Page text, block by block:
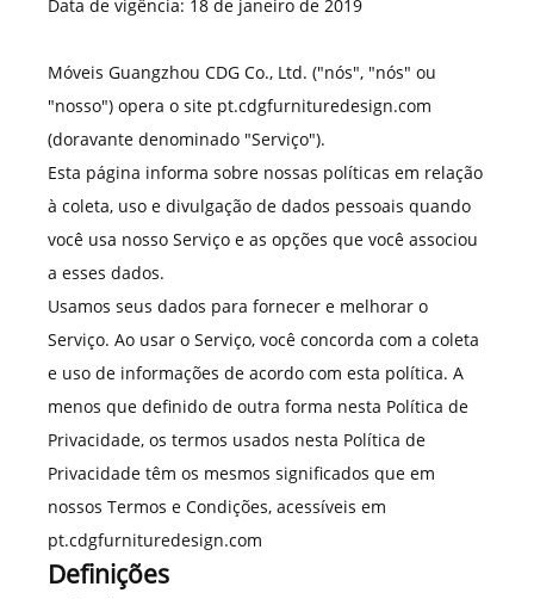
Data de vigência: 18 de janeiro de 2019
Móveis Guangzhou CDG Co., Ltd. ("nós", "nós" ou
"nosso") opera o site pt.cdgfurnituredesign.com
(doravante denominado "Serviço").
Esta página informa sobre nossas políticas em relação
à coleta, uso e divulgação de dados pessoais quando
você usa nosso Serviço e as opções que você associou
a esses dados.
Usamos seus dados para fornecer e melhorar o
Serviço. Ao usar o Serviço, você concorda com a coleta
e uso de informações de acordo com esta política. A
menos que definido de outra forma nesta Política de
Privacidade, os termos usados nesta Política de
Privacidade têm os mesmos significados que em
nossos Termos e Condições, acessíveis em
pt.cdgfurnituredesign.com
Definições